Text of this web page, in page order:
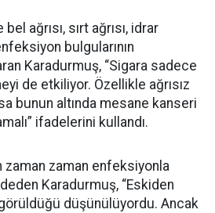
ağrısı, sırt ağrısı, idrar
bulgularının
Karadurmuş, “Sigara sadece
de etkiliyor. Özellikle ağrısız
bunun altında mesane kanseri
ifadelerini kullandı.
zaman zaman enfeksiyonla
Karadurmuş, “Eskiden
düşünülüyordu. Ancak